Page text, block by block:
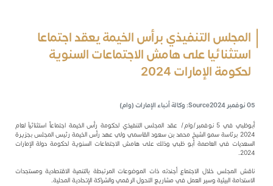
المجلس التنفيذي برأس الخيمة يعقد اجتماعا
استثنائيا على هامش الاجتماعات السنوية
لحكومة الإمارات 2024
05 نوفمبر 2024 Source: وكالة أنباء الإمارات (وام)
أبوظبي في 5 نوفمبر/وام/ عقد المجلس التنفيذي لحكومة رأس الخيمة اجتماعاً استثنائياَ لعام
2024 برئاسة سمو الشيخ محمد بن سعود القاسمي ولي عهد رأس الخيمة رئيس المجلس بجزيرة
السعديات في العاصمة أبو ظبي وذلك على هامش الاجتماعات السنوية لحكومة دولة الإمارات
2024.
ناقش المجلس خلال الاجتماع أجندته ذات الموضوعات المرتبطة بالتنمية الاقتصادية ومستجدات
الاستدامة البيئية وسير العمل في مشاريع التحول الرقمي والشراكة الإتحادية المحلية.